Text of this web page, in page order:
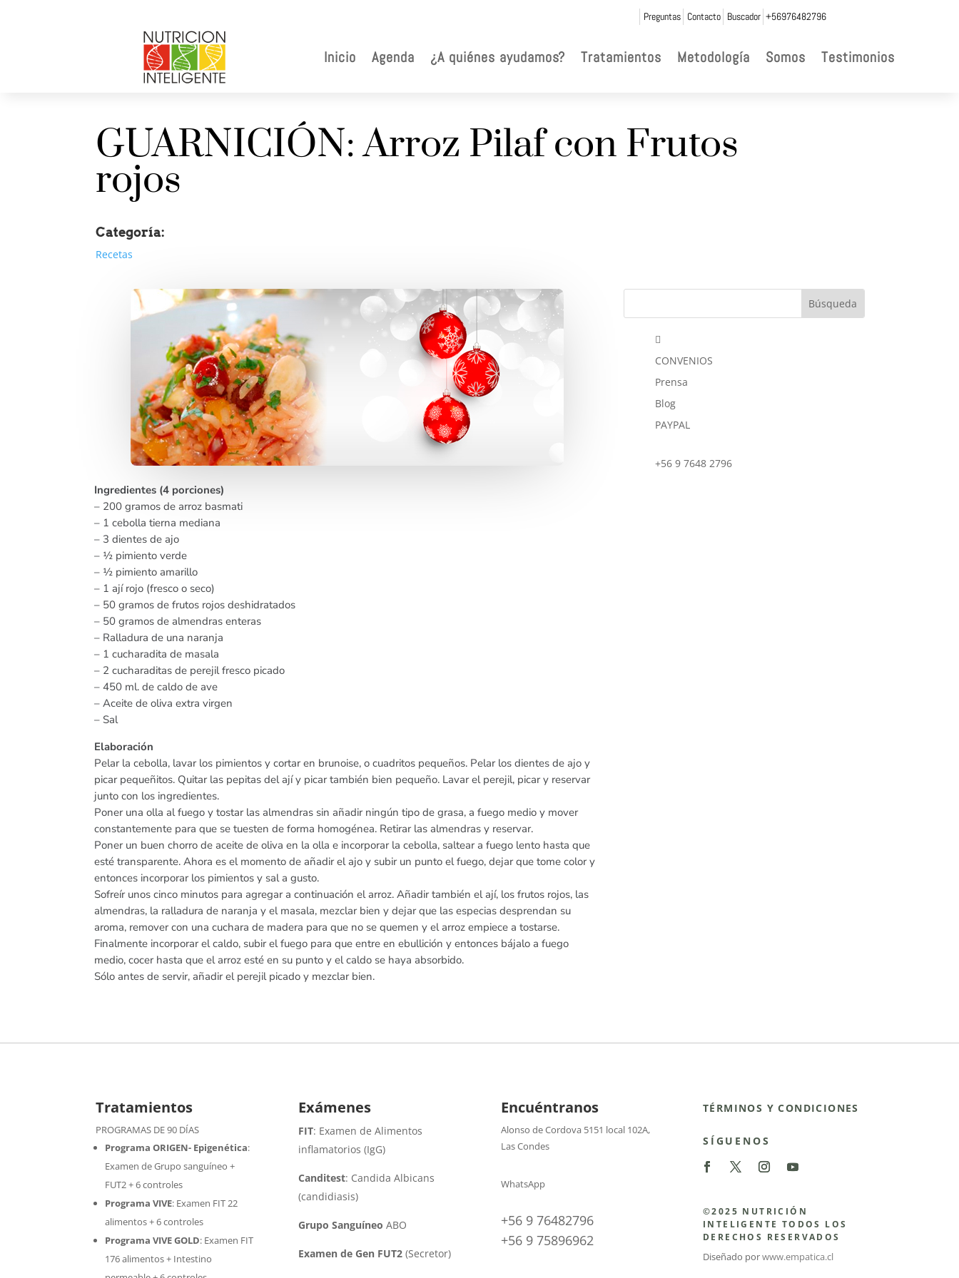
Preguntas Contacto Buscador +56976482796
Inicio Agenda ¿A quiénes ayudamos? Tratamientos Metodología Somos Testimonios
GUARNICIÓN: Arroz Pilaf con Frutos
rojos
Categoría:
Recetas
Ingredientes (4 porciones)
– 200 gramos de arroz basmati
– 1 cebolla tierna mediana
– 3 dientes de ajo
– ½ pimiento verde
– ½ pimiento amarillo
– 1 ají rojo (fresco o seco)
– 50 gramos de frutos rojos deshidratados
– 50 gramos de almendras enteras
– Ralladura de una naranja
– 1 cucharadita de masala
– 2 cucharaditas de perejil fresco picado
– 450 ml. de caldo de ave
– Aceite de oliva extra virgen
– Sal
Elaboración
Pelar la cebolla, lavar los pimientos y cortar en brunoise, o cuadritos pequeños. Pelar los dientes de ajo y
picar pequeñitos. Quitar las pepitas del ají y picar también bien pequeño. Lavar el perejil, picar y reservar
junto con los ingredientes.
Poner una olla al fuego y tostar las almendras sin añadir ningún tipo de grasa, a fuego medio y mover
constantemente para que se tuesten de forma homogénea. Retirar las almendras y reservar.
Poner un buen chorro de aceite de oliva en la olla e incorporar la cebolla, saltear a fuego lento hasta que
esté transparente. Ahora es el momento de añadir el ajo y subir un punto el fuego, dejar que tome color y
entonces incorporar los pimientos y sal a gusto.
Sofreír unos cinco minutos para agregar a continuación el arroz. Añadir también el ají, los frutos rojos, las
almendras, la ralladura de naranja y el masala, mezclar bien y dejar que las especias desprendan su
aroma, remover con una cuchara de madera para que no se quemen y el arroz empiece a tostarse.
Finalmente incorporar el caldo, subir el fuego para que entre en ebullición y entonces bájalo a fuego
medio, cocer hasta que el arroz esté en su punto y el caldo se haya absorbido.
Sólo antes de servir, añadir el perejil picado y mezclar bien.

CONVENIOS
Prensa
Blog
PAYPAL
+56 9 7648 2796
Tratamientos
PROGRAMAS DE 90 DÍAS
Programa ORIGEN- Epigenética:
Examen de Grupo sanguíneo +
FUT2 + 6 controles
Programa VIVE: Examen FIT 22
alimentos + 6 controles
Programa VIVE GOLD: Examen FIT
176 alimentos + Intestino
Exámenes
FIT: Examen de Alimentos
inflamatorios (IgG)
Canditest: Candida Albicans
(candidiasis)
Grupo Sanguíneo ABO
Examen de Gen FUT2(Secretor)
Encuéntranos
Alonso de Cordova 5151 local 102A,
Las Condes
WhatsApp
+56 9 76482796
+56 9 75896962
TÉRMINOS Y CONDICIONES
SÍGUENOS
©2025 NUTRICIÓN
INTELIGENTE TODOS LOS
DERECHOS RESERVADOS
Diseñado porwww.empatica.cl